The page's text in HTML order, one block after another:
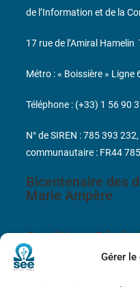
Gérer
Bicentenaire des
Marie Ampère
Conditions
de l’Information et de la
17 rue de l’Amiral Hamelin
Métro : « Boissière » Ligne
Téléphone : (+33) 1 56 90
N° de SIREN : 785 393
communautaire : FR44